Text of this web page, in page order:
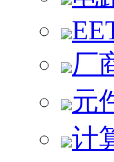
厂
元
计